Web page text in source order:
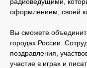
оформлением, своей
Вы сможете
городах России.
поздравления,
участие в играх и